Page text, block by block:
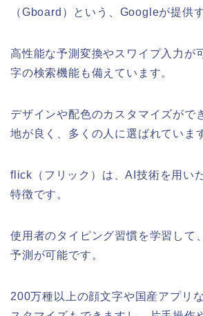
（Gboard）という、Googleが提供
高性能な予測変換やスワイプ入力が
字の検索機能も備えています。
デザインや配色のカスタマイズがで
地が良く、多くの人に選ばれていま
flick（フリック）は、AI技術を用い
特徴です。
使用者のタイピング習慣を学習して
予測が可能です。
200万種以上の顔文字や国産アプリ